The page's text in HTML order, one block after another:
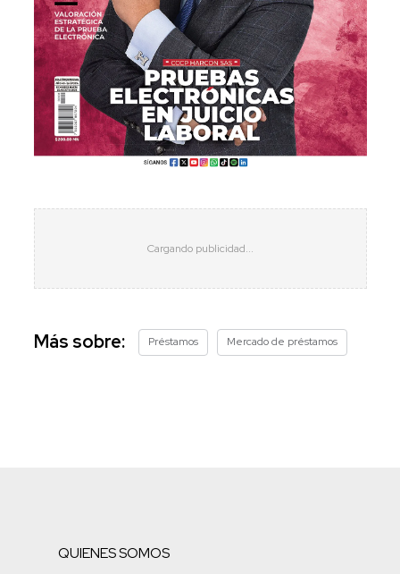
Más sobre: Préstamos Mercado de préstamos
QUIENES SOMOS